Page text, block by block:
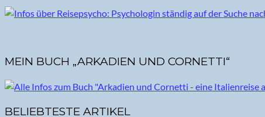
MEIN BUCH „ARKADIEN UND CORNETTI“
BELIEBTESTE ARTIKEL